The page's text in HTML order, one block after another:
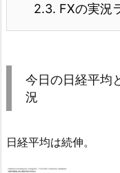
2.3. FXの実況
今日の日経平均
況
日経平均は続伸。